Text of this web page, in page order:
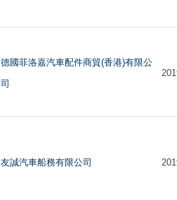
德國菲洛嘉汽車配件商貿(香港)有限公
司
友誠汽車船務有限公司